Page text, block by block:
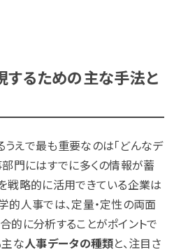
るための主な手法と
えで最も重要なのは「どんなデ
部門にはすでに多くの情報が蓄
戦略的に活用できている企業は
的人事では、定量・定性の両面
的に分析することがポイントで
主な人事データの種類と、注目さ